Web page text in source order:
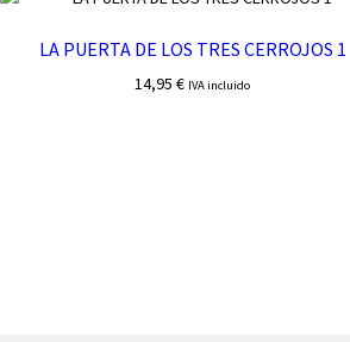
LA PUERTA DE LOS TRES CERROJOS 1
14,95€ IVA incluido